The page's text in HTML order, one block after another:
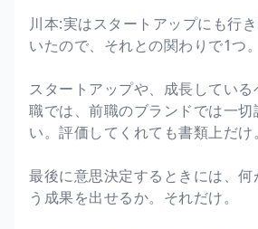
川本:実はスタートアップにも行
いたので、それとの関わりで1つ。
スタートアップや、成長してい
職では、前職のブランドでは一
い。評価してくれても書類上だけ。
最後に意思決定するときには、
う成果を出せるか。それだけ。